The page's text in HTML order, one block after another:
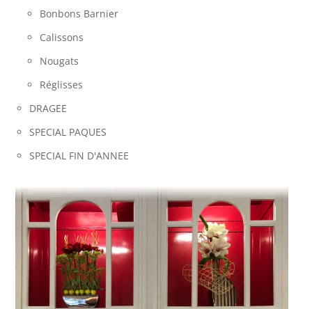
Bonbons Barnier
Calissons
Nougats
Réglisses
DRAGEE
SPECIAL PAQUES
SPECIAL FIN D'ANNEE